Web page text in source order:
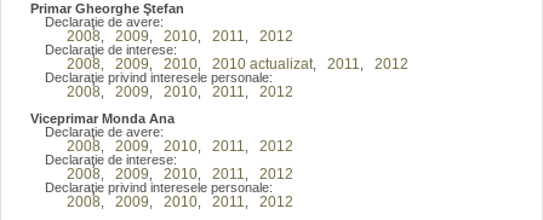
Primar Gheorghe Ştefan
Declaraţie de avere:
2008 2009 2010 2011 2012
Declaraţie de interese:
2008 2009 2010 2010 actualizat 2011 2012
Declaraţie privind interesele personale:
2008 2009 2010 2011 2012
Viceprimar Monda Ana
Declaraţie de avere:
2008 2009 2010 2011 2012
Declaraţie de interese:
2008 2009 2010 2011 2012
Declaraţie privind interesele personale:
2008 2009 2010 2011 2012